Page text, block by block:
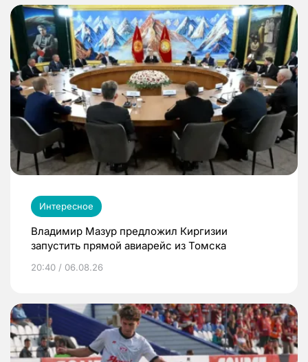
Интересное
Владимир Мазур предложил Киргизии
запустить прямой авиарейс из Томска
20:40 / 06.08.26